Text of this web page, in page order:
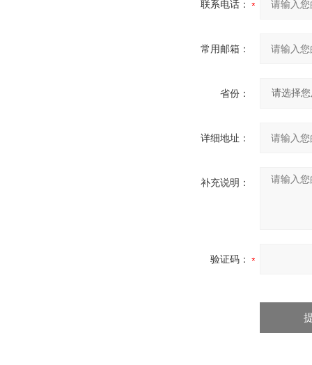
联系电话：
常用邮箱：
省份：
详细地址：
补充说明：
验证码：